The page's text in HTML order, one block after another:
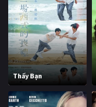
Thấy Bạn